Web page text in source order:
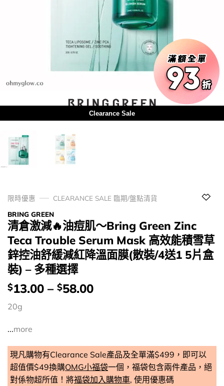
Clearance Sale
限時優惠
CLEARANCE SALE 臨期/盤點清貨
BRING GREEN
清倉激減🔥油痘肌～Bring Green Zinc
Teca Trouble Serum Mask 高效能積雪草
鋅控油舒緩減紅降溫面膜(散裝/4送1 5片盒
裝) – 多種選擇
價
錢：
$13.00 – $58.00
20g
...more
現凡購物有Clearance Sale產品及全單滿$499，即可以
超值價$49換購OMG小福袋一個，福袋包含兩件產品，絕
對係物超所值！將福袋加入購物車, 使用優惠碼